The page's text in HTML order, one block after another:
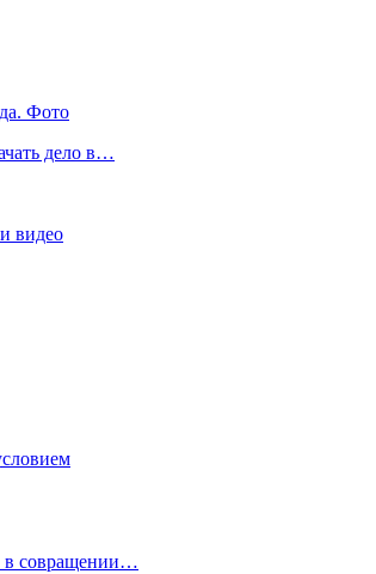
Фото
дело в…
видео
в совращении…